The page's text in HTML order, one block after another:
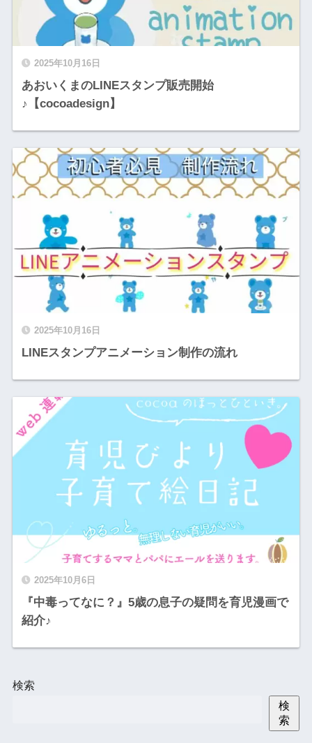
2025年10月16日
あおいくまのLINEスタンプ販売開始
♪【cocoadesign】
2025年10月16日
LINEスタンプアニメーション制作の流れ
2025年10月6日
『中毒ってなに？』5歳の息子の疑問を育児漫画で
紹介♪
検索
検
索